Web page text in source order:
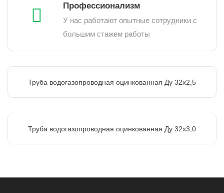
Профессионализм
У нас работают опытные сотрудники с
большим стажем работы
Труба водогазопроводная оцинкованная Ду 32х2,5
Труба водогазопроводная оцинкованная Ду 32х3,0